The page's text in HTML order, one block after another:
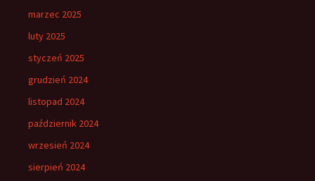
marzec 2025
luty 2025
styczeń 2025
grudzień 2024
listopad 2024
październik 2024
wrzesień 2024
sierpień 2024